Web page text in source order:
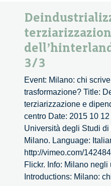
3/3
Event: Milano: chi
trasformazione? Title:
terziarizzazione e
centro Date: 2015 10
Università degli Studi di
Milano. Language:
http://vimeo.com/
Flickr. Info: Milano negli
Introductions: Milano: